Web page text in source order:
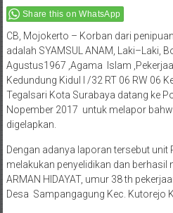
Share this on WhatsApp
CB, Mojokerto – Korban dari
adalah SYAMSUL ANAM, Laki–Laki,
Agustus1967 ,Agama Islam
Kedundung Kidul I /32 RT 06 RW 06
Tegalsari Kota Surabaya datang ke
Nopember 2017 untuk melapor
digelapkan.
Dengan adanya laporan tersebut
melakukan penyelidikan dan
ARMAN HIDAYAT, umur 38 th
Desa Sampangagung Kec. Kutorejo